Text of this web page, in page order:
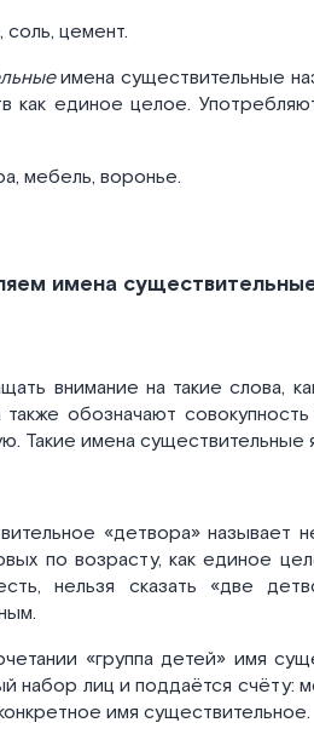
соль, цемент.
имена существительные
как единое целое.
мебель, воронье.
имена
внимание на такие слова,
также обозначают
Такие имена существительные
«детвора» называет
по возрасту, как единое
нельзя сказать «две
«группа детей» имя
набор лиц и поддаётся счёту:
имя существительное.